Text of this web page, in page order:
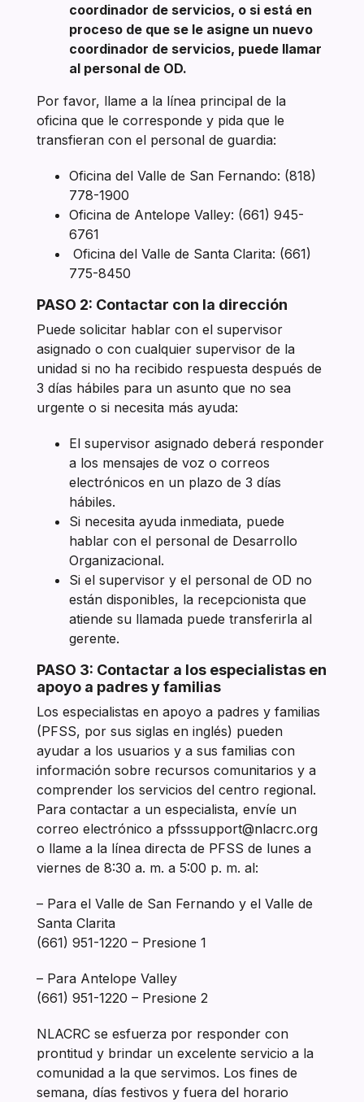
coordinador de servicios, o si está en
proceso de que se le asigne un nuevo
coordinador de servicios, puede llamar
al personal de OD.
Por favor, llame a la línea principal de la
oficina que le corresponde y pida que le
transfieran con el personal de guardia:
Oficina del Valle de San Fernando: (818)
778-1900
Oficina de Antelope Valley: (661) 945-
6761
Oficina del Valle de Santa Clarita: (661)
775-8450
PASO 2: Contactar con la dirección
Puede solicitar hablar con el supervisor
asignado o con cualquier supervisor de la
unidad si no ha recibido respuesta después de
3 días hábiles para un asunto que no sea
urgente o si necesita más ayuda:
El supervisor asignado deberá responder
a los mensajes de voz o correos
electrónicos en un plazo de 3 días
hábiles.
Si necesita ayuda inmediata, puede
hablar con el personal de Desarrollo
Organizacional.
Si el supervisor y el personal de OD no
están disponibles, la recepcionista que
atiende su llamada puede transferirla al
gerente.
PASO 3: Contactar a los especialistas en
apoyo a padres y familias
Los especialistas en apoyo a padres y familias
(PFSS, por sus siglas en inglés) pueden
ayudar a los usuarios y a sus familias con
información sobre recursos comunitarios y a
comprender los servicios del centro regional.
Para contactar a un especialista, envíe un
correo electrónico a pfsssupport@nlacrc.org
o llame a la línea directa de PFSS de lunes a
viernes de 8:30 a. m. a 5:00 p. m. al:
– Para el Valle de San Fernando y el Valle de
Santa Clarita
(661) 951-1220 – Presione 1
– Para Antelope Valley
(661) 951-1220 – Presione 2
NLACRC se esfuerza por responder con
prontitud y brindar un excelente servicio a la
comunidad a la que servimos. Los fines de
semana, días festivos y fuera del horario